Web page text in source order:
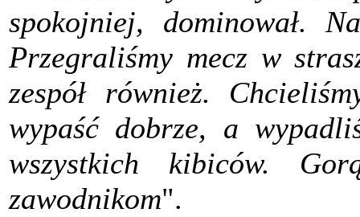
spokojniej, dominował.
Przegraliśmy mecz w
zespół również.
wypaść dobrze, a
wszystkich kibiców.
zawodnikom".